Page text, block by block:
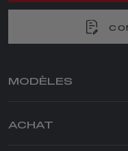
MODÈLES
JUNIOR IBRIDA
ACHAT